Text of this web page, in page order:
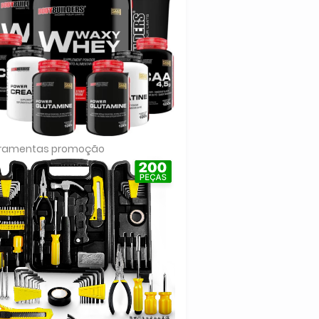
promoção